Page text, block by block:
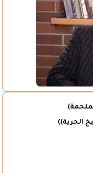
الحرية))